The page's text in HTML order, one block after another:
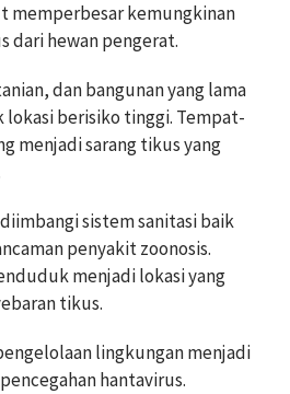
memperbesar kemungkinan
dari hewan pengerat.
dan bangunan yang lama
berisiko tinggi. Tempat-
menjadi sarang tikus yang
sistem sanitasi baik
penyakit zoonosis.
menjadi lokasi yang
tikus.
lingkungan menjadi
hantavirus.